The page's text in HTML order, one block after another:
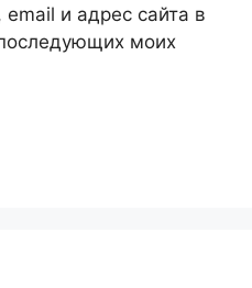
и адрес сайта в
моих